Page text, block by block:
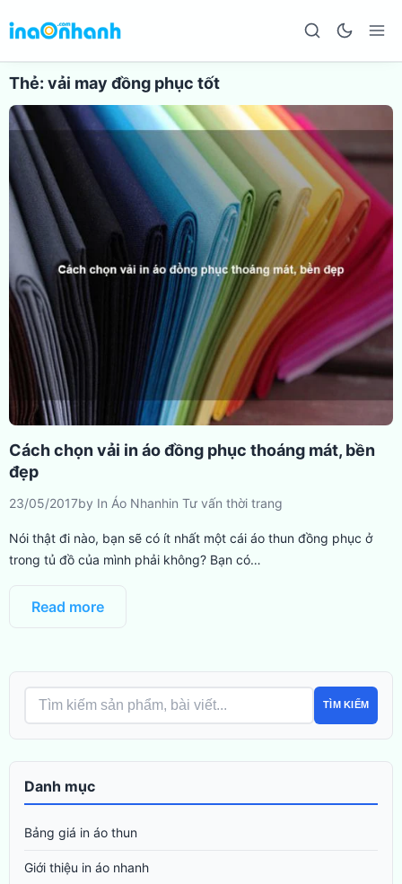
Thẻ: vải may đồng phục tốt
Cách chọn vải in áo đồng phục thoáng mát, bền
đẹp
23/05/2017by In Áo Nhanhin Tư vấn thời trang
Nói thật đi nào, bạn sẽ có ít nhất một cái áo thun đồng phục ở
trong tủ đồ của mình phải không? Bạn có…
Read more
TÌM KIẾM
Danh mục
Bảng giá in áo thun
Giới thiệu in áo nhanh